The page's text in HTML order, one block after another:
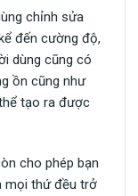
chỉnh sửa
đến cường độ,
dùng cũng có
ồn cũng như
tạo ra được
cho phép bạn
mọi thứ đều trở